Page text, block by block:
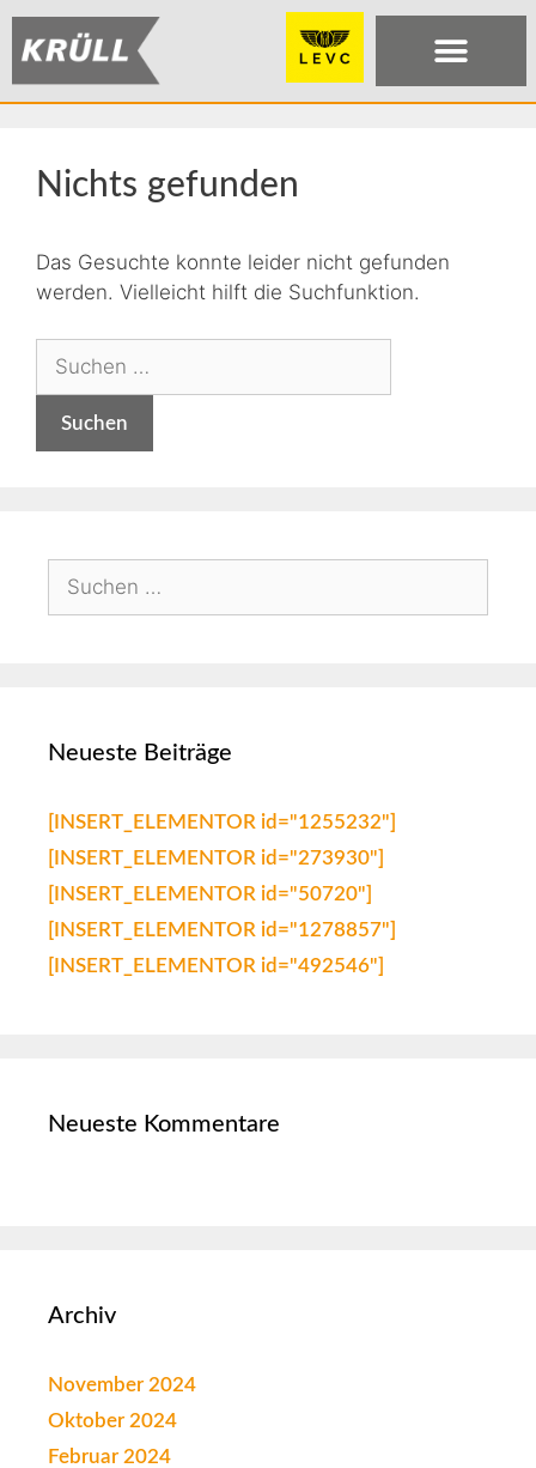
Nichts gefunden
Das Gesuchte konnte leider nicht gefunden
werden. Vielleicht hilft die Suchfunktion.
Neueste Beiträge
[INSERT_ELEMENTOR id="1255232"]
[INSERT_ELEMENTOR id="273930"]
[INSERT_ELEMENTOR id="50720"]
[INSERT_ELEMENTOR id="1278857"]
[INSERT_ELEMENTOR id="492546"]
Neueste Kommentare
Archiv
November 2024
Oktober 2024
Februar 2024